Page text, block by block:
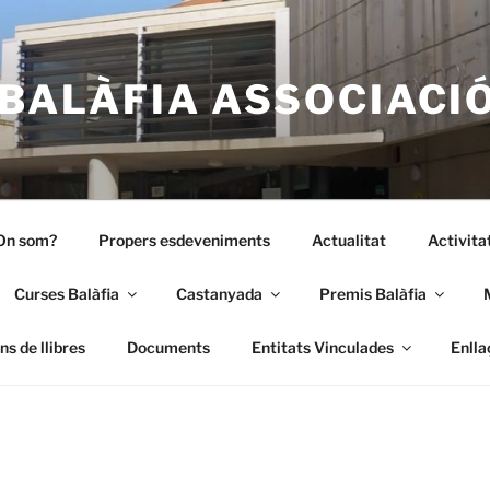
som? Propers esdeveniments Actualitat
Curses Balàfia Castanyada Premis Balàfia
de llibres Documents Entitats Vinculades